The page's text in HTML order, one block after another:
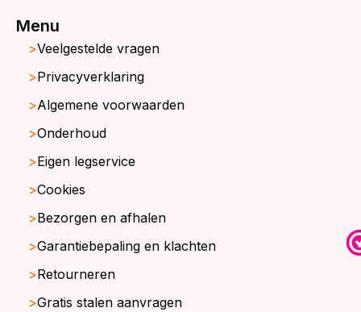
Menu
Veelgestelde vragen
Privacyverklaring
Algemene voorwaarden
Onderhoud
Eigen legservice
Cookies
Bezorgen en afhalen
Garantiebepaling en klachten
Retourneren
Gratis stalen aanvragen